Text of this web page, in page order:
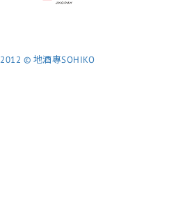
2012 © 地酒專SOHIKO